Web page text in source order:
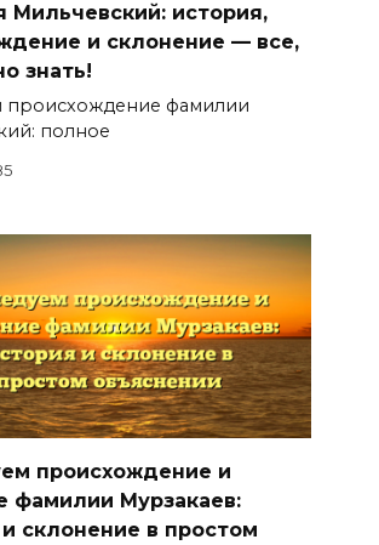
Мильчевский: история,
и склонение — все,
знать!
происхождение фамилии
полное
происхождение и
фамилии Мурзакаев:
склонение в простом